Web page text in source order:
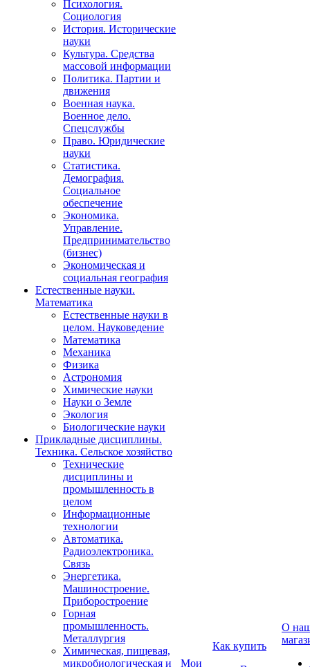
Психология.
Социология
История. Исторические
науки
Культура. Средства
массовой информации
Политика. Партии и
движения
Военная наука.
Военное дело.
Спецслужбы
Право. Юридические
науки
Статистика.
Демография.
Социальное
обеспечение
Экономика.
Управление.
Предпринимательство
(бизнес)
Экономическая и
социальная география
Естественные науки.
Математика
Естественные науки в
целом. Науковедение
Математика
Механика
Физика
Астрономия
Химические науки
Науки о Земле
Экология
Биологические науки
Прикладные дисциплины.
Техника. Сельское хозяйство
Технические
дисциплины и
промышленность в
целом
Информационные
технологии
Автоматика.
Радиоэлектроника.
Связь
Энергетика.
Машиностроение.
Приборостроение
Горная
промышленность.
Металлургия
Химическая, пищевая,
микробиологическая и
Мои
Как купить
О